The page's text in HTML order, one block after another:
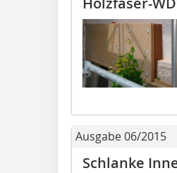
Ausgabe 06/2015
Schlanke